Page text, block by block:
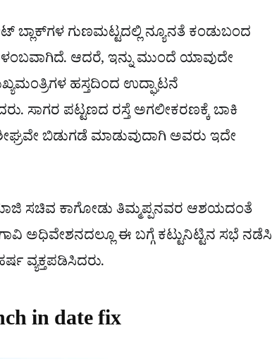
ಬ್ಲಾಕ್‌ಗಳ ಗುಣಮಟ್ಟದಲ್ಲಿ ನ್ಯೂನತೆ ಕಂಡುಬಂದ
ಆದರೆ, ಇನ್ನು ಮುಂದೆ ಯಾವುದೇ
ಹಸ್ತದಿಂದ ಉದ್ಘಾಟನೆ
ಸಾಗರ ಪಟ್ಟಣದ ರಸ್ತೆ ಅಗಲೀಕರಣಕ್ಕೆ ಬಾಕಿ
ಬಿಡುಗಡೆ ಮಾಡುವುದಾಗಿ ಅವರು ಇದೇ
ಸಚಿವ ಕಾಗೋಡು ತಿಮ್ಮಪ್ಪನವರ ಆಶಯದಂತೆ
ಅಧಿವೇಶನದಲ್ಲೂ ಈ ಬಗ್ಗೆ ಕಟ್ಟುನಿಟ್ಟಿನ ಸಭೆ ನಡೆಸಿ
ವ್ಯಕ್ತಪಡಿಸಿದರು.
in date fix